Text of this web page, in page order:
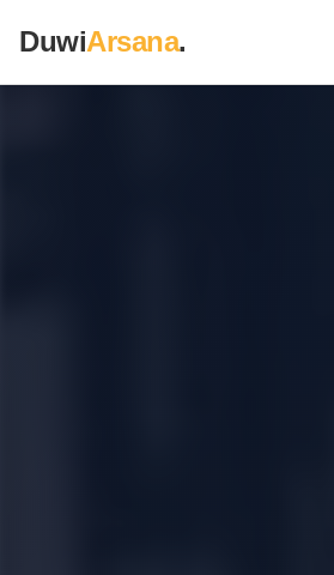
DuwiArsana.